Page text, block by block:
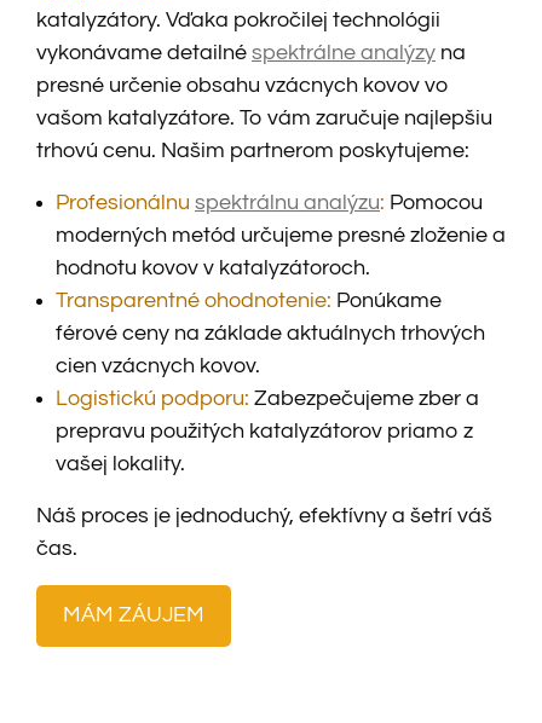
katalyzátory. Vďaka pokročilej technológii
vykonávame detailné spektrálne analýzy na
presné určenie obsahu vzácnych kovov vo
vašom katalyzátore. To vám zaručuje najlepšiu
trhovú cenu. Našim partnerom poskytujeme:
Profesionálnu spektrálnu analýzu: Pomocou
moderných metód určujeme presné zloženie a
hodnotu kovov v katalyzátoroch.
Transparentné ohodnotenie: Ponúkame
férové ceny na základe aktuálnych trhových
cien vzácnych kovov.
Logistickú podporu: Zabezpečujeme zber a
prepravu použitých katalyzátorov priamo z
vašej lokality.
Náš proces je jednoduchý, efektívny a šetrí váš
čas.
MÁM ZÁUJEM